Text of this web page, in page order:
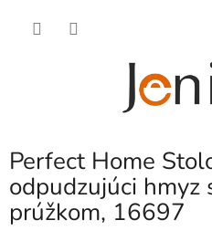
Perfect Home
odpudzujúci hmyz
prúžkom, 16697